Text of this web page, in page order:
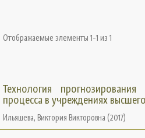
Отображаемые элементы 1-1 из 1
Технология прогнозирования
процесса в учреждениях
Ильяшева, Виктория Викторовна (2017)